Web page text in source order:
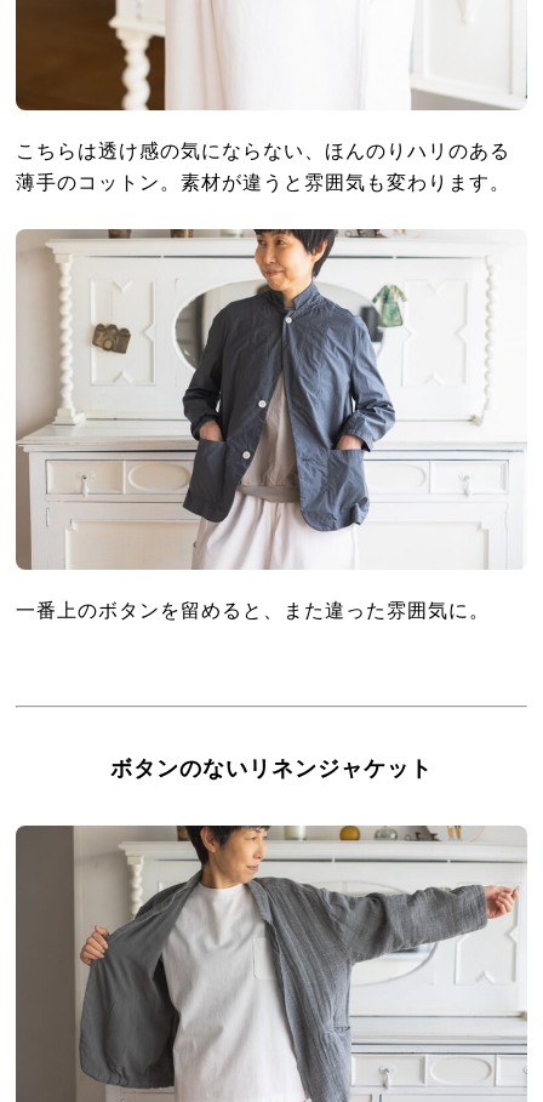
こちらは透け感の気にならない、ほんのりハリのある
薄手のコットン。素材が違うと雰囲気も変わります。
一番上のボタンを留めると、また違った雰囲気に。
ボタンのないリネンジャケット